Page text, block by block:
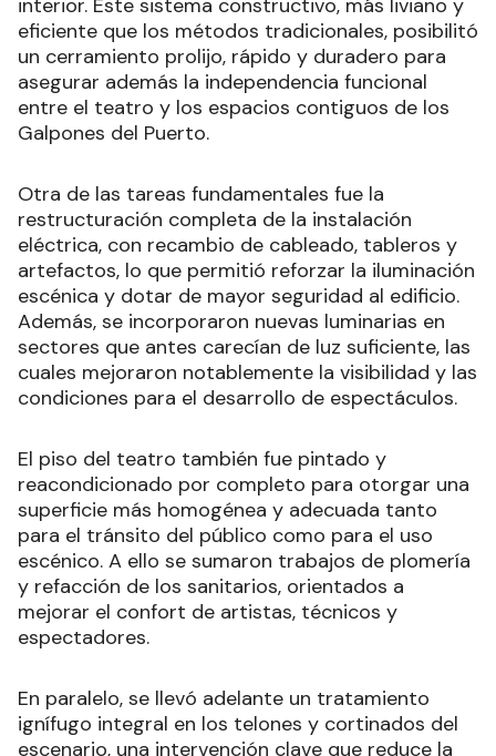
interior. Este sistema constructivo, más liviano y
eficiente que los métodos tradicionales, posibilitó
un cerramiento prolijo, rápido y duradero para
asegurar además la independencia funcional
entre el teatro y los espacios contiguos de los
Galpones del Puerto.
Otra de las tareas fundamentales fue la
restructuración completa de la instalación
eléctrica, con recambio de cableado, tableros y
artefactos, lo que permitió reforzar la iluminación
escénica y dotar de mayor seguridad al edificio.
Además, se incorporaron nuevas luminarias en
sectores que antes carecían de luz suficiente, las
cuales mejoraron notablemente la visibilidad y las
condiciones para el desarrollo de espectáculos.
El piso del teatro también fue pintado y
reacondicionado por completo para otorgar una
superficie más homogénea y adecuada tanto
para el tránsito del público como para el uso
escénico. A ello se sumaron trabajos de plomería
y refacción de los sanitarios, orientados a
mejorar el confort de artistas, técnicos y
espectadores.
En paralelo, se llevó adelante un tratamiento
ignífugo integral en los telones y cortinados del
escenario, una intervención clave que reduce la